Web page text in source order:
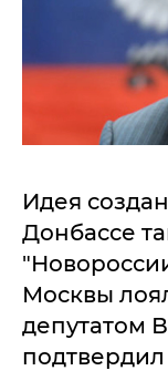
Идея
Донбассе
Москвы
депутатом